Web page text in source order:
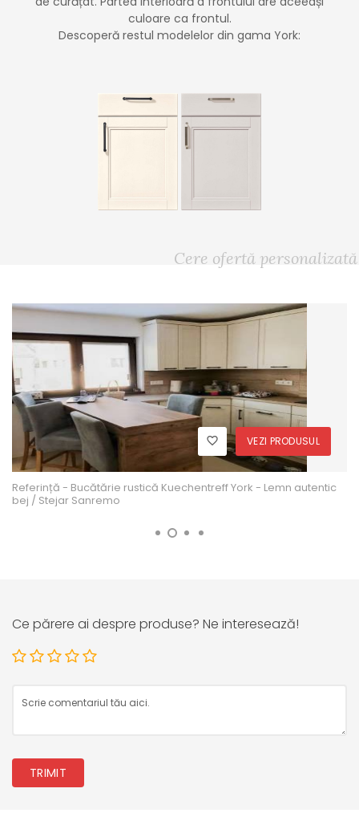
culoare ca frontul.
Descoperă restul modelelor din gama York:
Cere ofertă personalizată
VEZI PRODUSUL
Referință - Bucătărie rustică Kuechentreff York - Lemn autentic
bej / Stejar Sanremo
Ce părere ai despre produse? Ne interesează!
TRIMIT